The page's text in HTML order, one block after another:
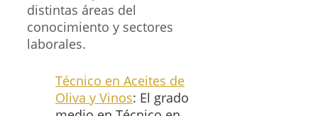
distintas áreas del
conocimiento y sectores
laborales.
Técnico en Aceites de
Oliva y Vinos: El grado